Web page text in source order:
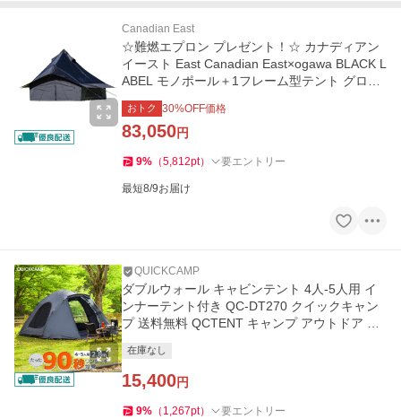
Canadian East
☆難燃エプロン プレゼント！☆ カナディアン
イースト East Canadian East×ogawa BLACK L
ABEL モノポール＋1フレーム型テント グロッ
ケ8 Gloke8 5人用
おトク 30%OFF価格
83,050円
9% （5,812pt） 要エントリー
最短8/9お届け
QUICKCAMP
ダブルウォール キャビンテント 4人-5人用 イ
ンナーテント付き QC-DT270 クイックキャン
プ 送料無料 QCTENT キャンプ アウトドア ワ
在庫なし
15,400円
9% （ 1,267pt） 要エントリー